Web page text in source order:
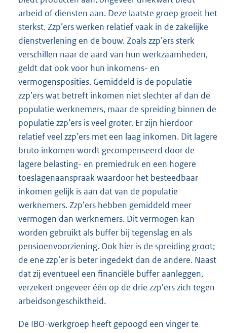
arbeid of diensten aan. Deze laatste groep groeit het
sterkst. Zzp’ers werken relatief vaak in de zakelijke
dienstverlening en de bouw. Zoals zzp’ers sterk
verschillen naar de aard van hun werkzaamheden,
geldt dat ook voor hun inkomens- en
vermogensposities. Gemiddeld is de populatie
zzp’ers wat betreft inkomen niet slechter af dan de
populatie werknemers, maar de spreiding binnen de
populatie zzp’ers is veel groter. Er zijn hierdoor
relatief veel zzp’ers met een laag inkomen. Dit lagere
bruto inkomen wordt gecompenseerd door de
lagere belasting- en premiedruk en een hogere
toeslagenaanspraak waardoor het besteedbaar
inkomen gelijk is aan dat van de populatie
werknemers. Zzp’ers hebben gemiddeld meer
vermogen dan werknemers. Dit vermogen kan
worden gebruikt als buffer bij tegenslag en als
pensioenvoorziening. Ook hier is de spreiding groot;
de ene zzp’er is beter ingedekt dan de andere. Naast
dat zij eventueel een financiële buffer aanleggen,
verzekert ongeveer één op de drie zzp’ers zich tegen
arbeidsongeschiktheid.
De IBO-werkgroep heeft gepoogd een vinger te